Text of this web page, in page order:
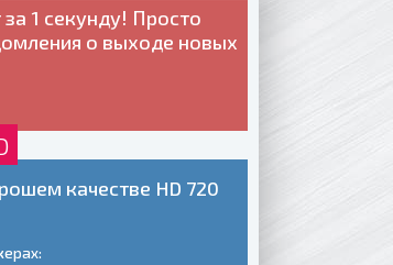
за 1 секунду! Просто
о выходе новых
качестве HD 720